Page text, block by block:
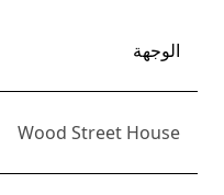
الوجهة
Wood Street House